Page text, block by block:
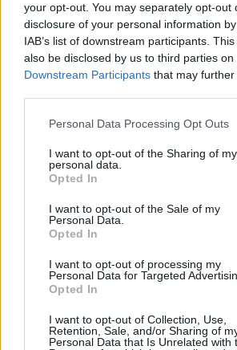
your opt-out. You may separately opt-out
disclosure of your personal information
IAB’s list of downstream participants.
also be disclosed by us to third parties on
Downstream Participants that may
Personal Data Processing Opt Outs
I want to opt-out of the Sharing of my
personal data.
Opted In
I want to opt-out of the Sale of my
Personal Data.
Opted In
I want to opt-out of processing my
Personal Data for Targeted
Opted In
I want to opt-out of Collection, Use,
Retention, Sale, and/or Sharing of
Personal Data that Is Unrelated with
Žiūrimiausi įrašai
Vaizdai iš tragiškos avarijos Vilniaus
vaiko gyvybių išgelbėti nepavyko
Žinios | Lietuvos diena
Savaitės vidurys nusimato karštas:
32 laipsnių šilumos
Žinios | Orai
V. Zalužno pasisakymą laiko
Laidos | Nauja diena